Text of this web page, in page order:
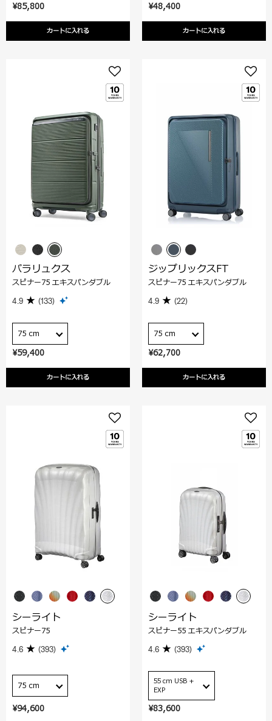
¥85,800
カートに入れる
¥48,400
カートに入れる
¥59,400
カートに入れる
パラリュクス
スピナー75 エキスパンダブル
4.9 (133)
75 cm
¥62,700
カートに入れる
ジップリックスFT
スピナー75 エキスパンダブル
4.9 (22)
75 cm
¥94,600
シーライト
スピナー75
4.6 (393)
75 cm
¥83,600
シーライト
スピナー55 エキスパンダブル
4.6 (393)
55 cm USB +
EXP